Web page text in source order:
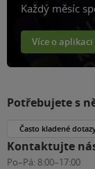
Každý měsíc
Více o aplikaci
Potřebujete s
Často kladené
Kontaktujte
Po–Pá: 8:00–17:00